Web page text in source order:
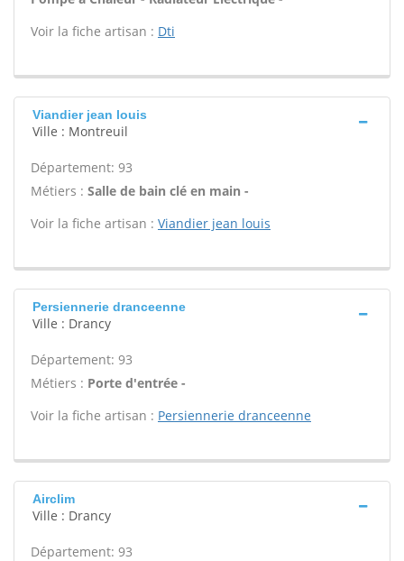
Voir la fiche artisan : Dti
Viandier jean louis
Ville : Montreuil
Département: 93
Métiers : Salle de bain clé en main -
Voir la fiche artisan : Viandier jean louis
Persiennerie dranceenne
Ville : Drancy
Département: 93
Métiers : Porte d'entrée -
Voir la fiche artisan : Persiennerie dranceenne
Airclim
Ville : Drancy
Département: 93